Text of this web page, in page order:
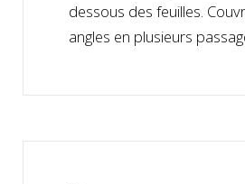
dessous des feuilles.
angles en plusieurs